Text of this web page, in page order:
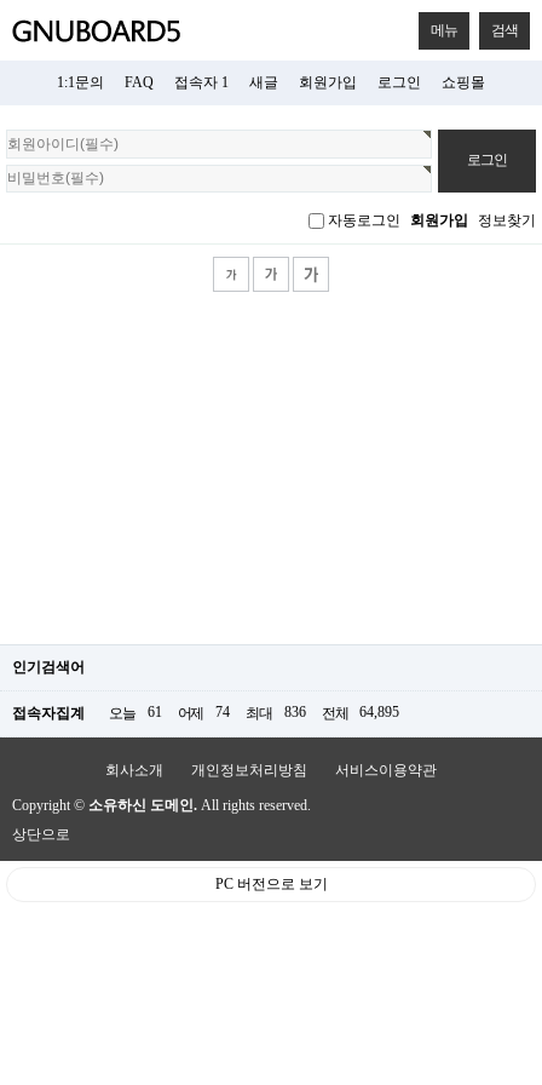
메뉴 검색
1:1문의 FAQ 접속자 1 새글 회원가입 로그인 쇼핑몰
회
원
로
자동로그인 회원가입 정보찾기
인기검색어
접속자집계 오늘 61 어제 74 최대 836 전체 64,895
회사소개 개인정보처리방침 서비스이용약관
Copyright © 소유하신 도메인. All rights reserved.
상단으로
PC 버전으로 보기